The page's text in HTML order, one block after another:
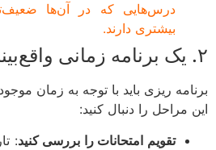
درس‌هایی که در آن‌ها ضعیف‌تر
بیشتری دارند.
ریزی باید با توجه به زمان موجود
مراحل را دنبال کنید:
تقویم امتحانات را بررسی کنید :